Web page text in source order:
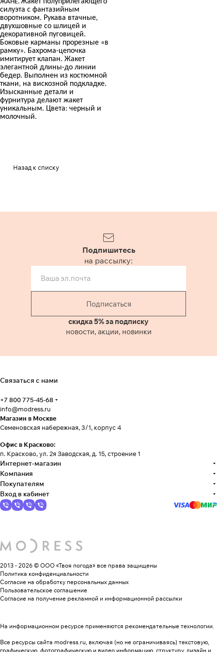
ЖАНЕ.
силуэта с фантазийным
воротником. Рукава втачные,
двухшовные со шлицей и
декоративной пуговицей.
Боковые карманы прорезные «в
рамку». Бахрома-цепочка
имитирует клапан. Жакет
элегантной длины-до линии
бедер. Выполнен из костюмной
ткани, на вискозной подкладке.
Изысканные детали и
фурнитура делают жакет
уникальным. Цвета: черный и
молочный.
Назад к списку
Подпишитесь
на рассылку:
Подписаться
скидка 5% за подписку
новости, акции, новинки
Связаться с нами
+7 800 775-45-68
info@modress.ru
Магазин в Москве
Семеновская набережная, 3/1, корпус 4
Офис в Красково:
п. Красково, ул. 2я Заводская, д. 15, строение 1
Интернет-магазин
Компания
Покупателям
Вход в кабинет
2013 - 2026 © ООО «Твоя погода» все права защищены
Политика конфиденциальности
Согласие на обработку персональных данных
Пользовательское соглашение
Согласие на получение рекламной и информационной рассылки
На информационном ресурсе применяются рекомендательные технологии.
Все ресурсы сайта modress.ru, включая (но не ограничиваясь) текстовую,
графическую, фотографическую и видео информацию, структуру, дизайн и